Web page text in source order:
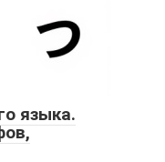
языка.